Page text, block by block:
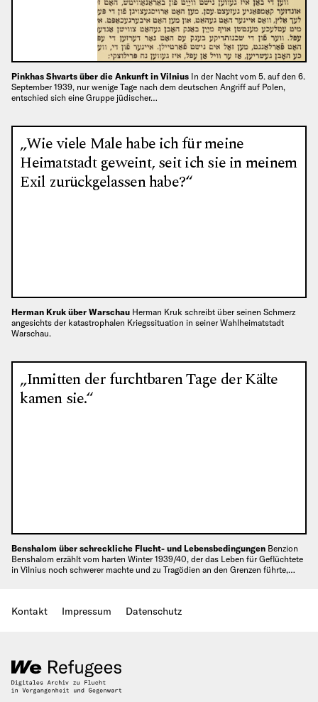
Pinkhas Shvarts über die Ankunft in Vilnius In der Nacht vom 5. auf den 6.
September 1939, nur wenige Tage nach dem deutschen Angriff auf Polen,
entschied sich eine Gruppe jüdischer…
„Wie viele Male habe ich für meine
Heimatstadt geweint, seit ich sie in meinem
Exil zurückgelassen habe?“
Herman Kruk über Warschau Herman Kruk schreibt über seinen Schmerz
angesichts der katastrophalen Kriegssituation in seiner Wahlheimatstadt
Warschau.
„Inmitten der furchtbaren Tage der Kälte
kamen sie.“
Benshalom über schreckliche Flucht- und Lebensbedingungen Benzion
Benshalom erzählt vom harten Winter 1939/40, der das Leben für Geflüchtete
in Vilnius noch schwerer machte und zu Tragödien an den Grenzen führte,…
Kontakt Impressum Datenschutz